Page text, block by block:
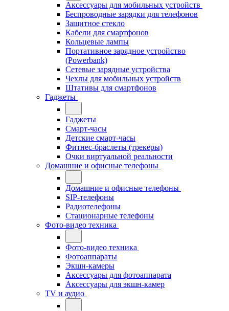
Аксессуары для мобильных устройств
Беспроводные зарядки для телефонов
Защитное стекло
Кабели для смартфонов
Кольцевые лампы
Портативное зарядное устройство
(Powerbank)
Сетевые зарядные устройства
Чехлы для мобильных устройств
Штативы для смартфонов
Гаджеты
Гаджеты
Смарт-часы
Детские смарт-часы
Фитнес-браслеты (трекеры)
Очки виртуальной реальности
Домашние и офисные телефоны
Домашние и офисные телефоны
SIP-телефоны
Радиотелефоны
Стационарные телефоны
Фото-видео техника
Фото-видео техника
Фотоаппараты
Экшн-камеры
Аксессуары для фотоаппарата
Аксессуары для экшн-камер
TV и аудио